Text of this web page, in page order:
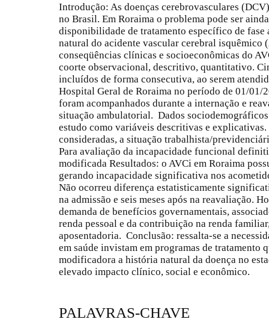
Introdução: As doenças cerebrovasculares
no Brasil. Em Roraima o problema pode ser
disponibilidade de tratamento específico de
natural do acidente vascular cerebral
conseqüências clínicas e socioeconômicas do
coorte observacional, descritivo, quantitativo.
incluídos de forma consecutiva, ao serem
Hospital Geral de Roraima no período de 01/01/
foram acompanhados durante a internação e
situação ambulatorial. Dados
estudo como variáveis descritivas e
consideradas, a situação trabalhista/
Para avaliação da incapacidade funcional
modificada Resultados: o AVCi em Roraima
gerando incapacidade significativa nos
Não ocorreu diferença estatisticamente
na admissão e seis meses após na reavaliação.
demanda de benefícios governamentais,
renda pessoal e da contribuição na renda
aposentadoria. Conclusão: ressalta-se a
em saúde invistam em programas de tratamento
modificadora a história natural da doença no
elevado impacto clínico, social e econômico.
PALAVRAS-CHAVE